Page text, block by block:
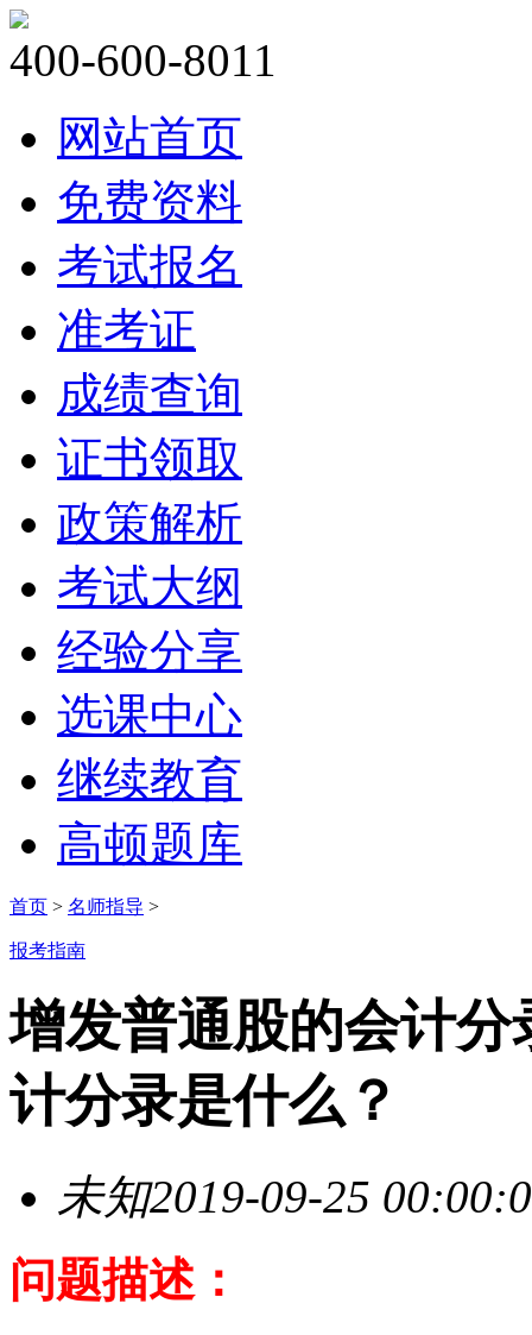
400-600-8011
网站首页
免费资料
考试报名
准考证
成绩查询
证书领取
政策解析
考试大纲
经验分享
选课中心
继续教育
高顿题库
首页 > 名师指导 >
报考指南
增发普通股的会计
计分录是什么？
未知2019-09-25
问题描述：